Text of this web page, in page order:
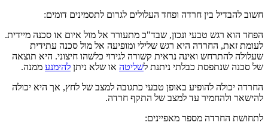
חשוב להבדיל בין חרדה ופחד העלולים לגרום לתסמינים דומים:
הפחד הוא רגש טבעי ונכון, שבד"כ מתעורר אל מול איום או סכנה מיידית.
לעומת זאת, החרדה היא רגש שלילי ומופיעה אל מול סכנה עתידית
שעלולה להתרחש ואינה נראית קשורה לגירוי כלשהו חיצוני. היא תוצאה
של סכנה שנתפסת כבלתי ניתנת לשליטה או שלא ניתן להימנע ממנה.
החרדה יכולה להופיע באופן טבעי כתגובה למצב של לחץ, אך היא יכולה
להישאר ולהחמיר עד למצב של התקף חרדה.
לתחושת החרדה מספר מאפיינים: